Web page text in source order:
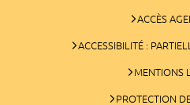
ACCÈS
ACCESSIBILITÉ :
MENTIONS
PROTECTION